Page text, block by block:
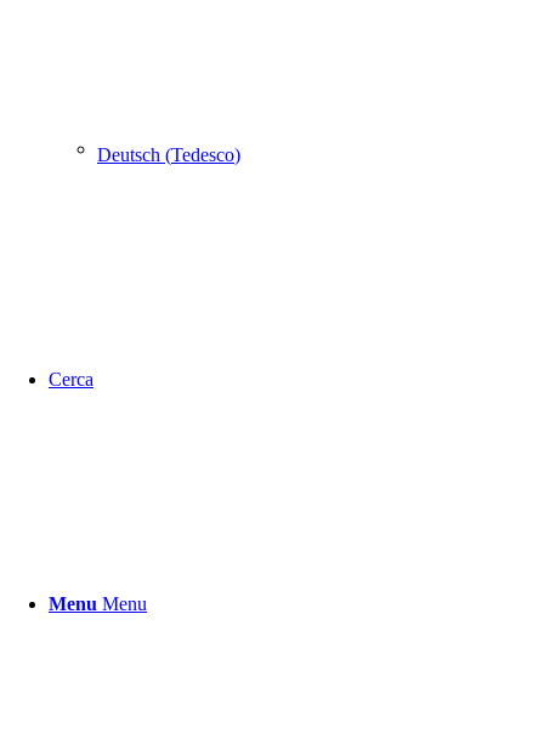
Deutsch (Tedesco)
Cerca
Menu Menu